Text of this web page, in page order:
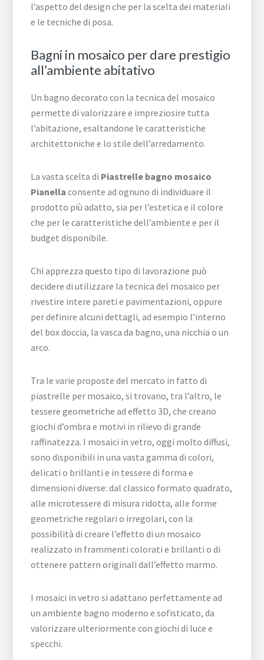
l’aspetto del design che per la scelta dei materiali
e le tecniche di posa.
Bagni in mosaico per dare prestigio
all’ambiente abitativo
Un bagno decorato con la tecnica del mosaico
permette di valorizzare e impreziosire tutta
l’abitazione, esaltandone le caratteristiche
architettoniche e lo stile dell’arredamento.
La vasta scelta di Piastrelle bagno mosaico
Pianella consente ad ognuno di individuare il
prodotto più adatto, sia per l’estetica e il colore
che per le caratteristiche dell’ambiente e per il
budget disponibile.
Chi apprezza questo tipo di lavorazione può
decidere di utilizzare la tecnica del mosaico per
rivestire intere pareti e pavimentazioni, oppure
per definire alcuni dettagli, ad esempio l’interno
del box doccia, la vasca da bagno, una nicchia o un
arco.
Tra le varie proposte del mercato in fatto di
piastrelle per mosaico, si trovano, tra l’altro, le
tessere geometriche ad effetto 3D, che creano
giochi d’ombra e motivi in rilievo di grande
raffinatezza. I mosaici in vetro, oggi molto diffusi,
sono disponibili in una vasta gamma di colori,
delicati o brillanti e in tessere di forma e
dimensioni diverse: dal classico formato quadrato,
alle microtessere di misura ridotta, alle forme
geometriche regolari o irregolari, con la
possibilità di creare l’effetto di un mosaico
realizzato in frammenti colorati e brillanti o di
ottenere pattern originali dall’effetto marmo.
I mosaici in vetro si adattano perfettamente ad
un ambiente bagno moderno e sofisticato, da
valorizzare ulteriormente con giochi di luce e
specchi.